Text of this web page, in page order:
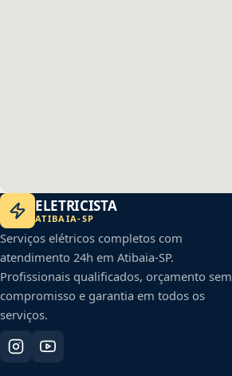
ELETRICISTA
ATIBAIA-SP
Serviços elétricos completos com
atendimento 24h em Atibaia-SP.
Profissionais qualificados, orçamento sem
compromisso e garantia em todos os
serviços.